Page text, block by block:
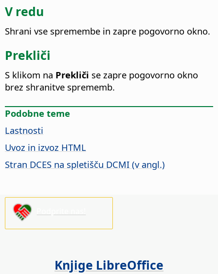
V redu
Shrani vse spremembe in zapre pogovorno okno.
Prekliči
S klikom na Prekliči se zapre pogovorno okno
brez shranitve sprememb.
Podobne teme
Lastnosti
Uvoz in izvoz HTML
Stran DCES na spletišču DCMI (v angl.)
Knjige LibreOffice